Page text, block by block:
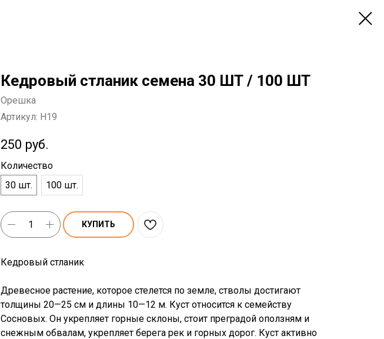
Кедровый стланик семена 30 ШТ / 100 ШТ
Орешка
Артикул: H19
250 руб.
Количество
30 шт.
100 шт.
КУПИТЬ
Кедровый стланик
Древесное растение, которое стелется по земле, стволы достигают
толщины 20—25 см и длины 10—12 м. Куст относится к семейству
Сосновых. Он укрепляет горные склоны, стоит преградой оползням и
снежным обвалам, укрепляет берега рек и горных дорог. Куст активно